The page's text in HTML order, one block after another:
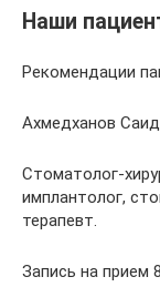
Наши
Рекомендации
Ахмедханов
Стоматолог-
имплантолог,
терапевт.
Запись на прием